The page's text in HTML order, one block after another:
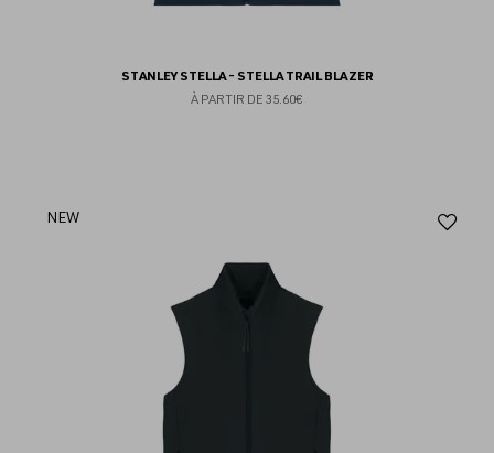
STANLEY STELLA - STELLA TRAIL BLAZER
À PARTIR DE 35.60€
NEW